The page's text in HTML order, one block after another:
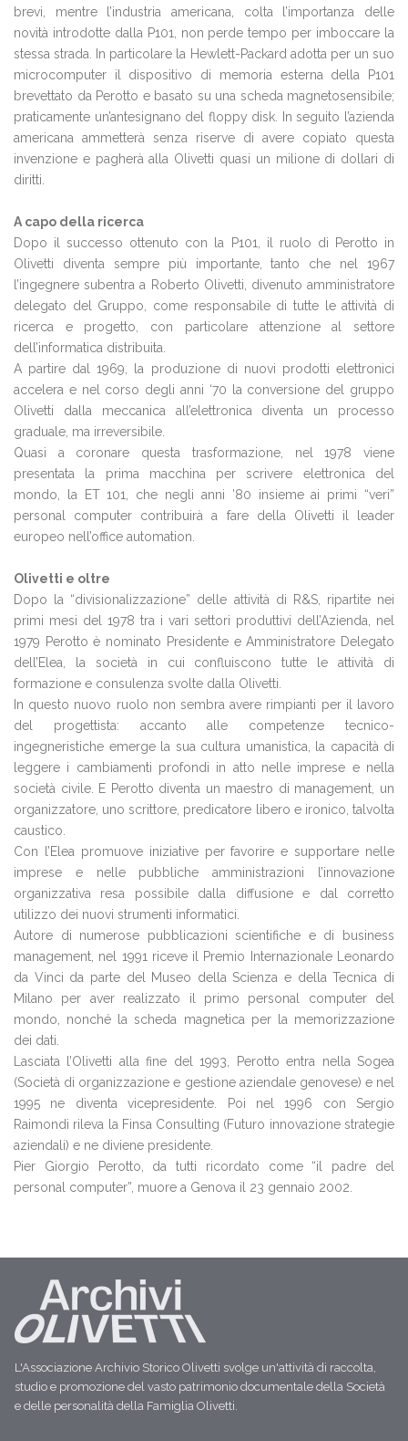
brevi, mentre l’industria americana, colta l’importanza delle
novità introdotte dalla P101, non perde tempo per imboccare la
stessa strada. In particolare la Hewlett-Packard adotta per un suo
microcomputer il dispositivo di memoria esterna della P101
brevettato da Perotto e basato su una scheda magnetosensibile;
praticamente un’antesignano del floppy disk. In seguito l’azienda
americana ammetterà senza riserve di avere copiato questa
invenzione e pagherà alla Olivetti quasi un milione di dollari di
diritti.
A capo della ricerca
Dopo il successo ottenuto con la P101, il ruolo di Perotto in
Olivetti diventa sempre più importante, tanto che nel 1967
l’ingegnere subentra a Roberto Olivetti, divenuto amministratore
delegato del Gruppo, come responsabile di tutte le attività di
ricerca e progetto, con particolare attenzione al settore
dell’informatica distribuita.
A partire dal 1969, la produzione di nuovi prodotti elettronici
accelera e nel corso degli anni ‘70 la conversione del gruppo
Olivetti dalla meccanica all’elettronica diventa un processo
graduale, ma irreversibile.
Quasi a coronare questa trasformazione, nel 1978 viene
presentata la prima macchina per scrivere elettronica del
mondo, la ET 101, che negli anni ’80 insieme ai primi “veri”
personal computer contribuirà a fare della Olivetti il leader
europeo nell’office automation.
Olivetti e oltre
Dopo la “divisionalizzazione” delle attività di R&S, ripartite nei
primi mesi del 1978 tra i vari settori produttivi dell’Azienda, nel
1979 Perotto è nominato Presidente e Amministratore Delegato
dell’Elea, la società in cui confluiscono tutte le attività di
formazione e consulenza svolte dalla Olivetti.
In questo nuovo ruolo non sembra avere rimpianti per il lavoro
del progettista: accanto alle competenze tecnico-
ingegneristiche emerge la sua cultura umanistica, la capacità di
leggere i cambiamenti profondi in atto nelle imprese e nella
società civile. E Perotto diventa un maestro di management, un
organizzatore, uno scrittore, predicatore libero e ironico, talvolta
caustico.
Con l’Elea promuove iniziative per favorire e supportare nelle
imprese e nelle pubbliche amministrazioni l’innovazione
organizzativa resa possibile dalla diffusione e dal corretto
utilizzo dei nuovi strumenti informatici.
Autore di numerose pubblicazioni scientifiche e di business
management, nel 1991 riceve il Premio Internazionale Leonardo
da Vinci da parte del Museo della Scienza e della Tecnica di
Milano per aver realizzato il primo personal computer del
mondo, nonché la scheda magnetica per la memorizzazione
dei dati.
Lasciata l’Olivetti alla fine del 1993, Perotto entra nella Sogea
(Società di organizzazione e gestione aziendale genovese) e nel
1995 ne diventa vicepresidente. Poi nel 1996 con Sergio
Raimondi rileva la Finsa Consulting (Futuro innovazione strategie
aziendali) e ne diviene presidente.
Pier Giorgio Perotto, da tutti ricordato come “il padre del
personal computer”, muore a Genova il 23 gennaio 2002.
L'Associazione Archivio Storico Olivetti svolge un'attività di raccolta,
studio e promozione del vasto patrimonio documentale della Società
e delle personalità della Famiglia Olivetti.